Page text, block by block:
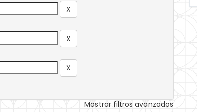
Mostrar filtros avanzados